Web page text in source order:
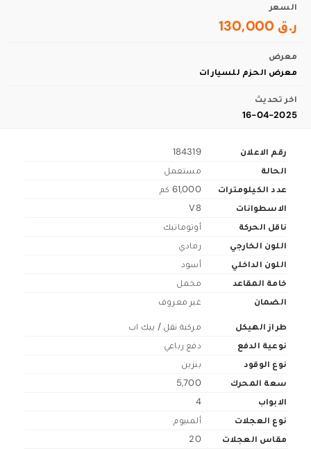
السعر
ر.ق 130,000
معرض
معرض الحزم للسيارات
اخر تحديث
16-04-2025
رقم الاعلان
184319
الحالة
مستعمل
عدد الكيلومترات
61,000 كم
الاسطوانات
V8
ناقل الحركة
أوتوماتيك
اللون الخارجي
رمادي
اللون الداخلي
أسود
خامة المقاعد
مخمل
الضمان
غير معروف
طراز الهيكل
مركبة نقل / بيك اب
نوعية الدفع
دفع رباعي
نوع الوقود
بنزين
سعة المحرك
5,700
الابواب
4
نوع العجلات
ألمنيوم
مقاس العجلات
20